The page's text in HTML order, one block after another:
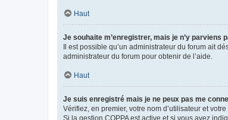
Haut
Je souhaite m’enregistrer, mais je n’y parviens
Il est possible qu’un administrateur du forum ait
administrateur du forum pour obtenir de l’aide.
Haut
Je suis enregistré mais je ne peux pas me
Vérifiez, en premier, votre nom d’utilisateur et
Si la gestion COPPA est active et si vous avez